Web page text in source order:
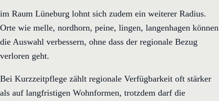
im Raum Lüneburg lohnt sich zudem ein weiterer Radius.
Orte wie melle, nordhorn, peine, lingen, langenhagen können
die Auswahl verbessern, ohne dass der regionale Bezug
verloren geht.
Bei Kurzzeitpflege zählt regionale Verfügbarkeit oft stärker
als auf langfristigen Wohnformen, trotzdem darf die